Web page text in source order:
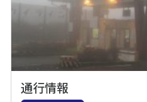
通行情報